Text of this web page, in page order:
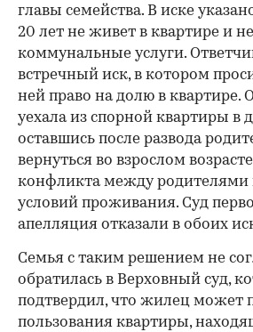
главы семейства. В иске
20 лет не живет в квартире и
коммунальные услуги.
встречный иск, в котором
ней право на долю в квартире.
уехала из спорной квартиры в
оставшись после развода
вернуться во взрослом
конфликта между
условий проживания. Суд
апелляция отказали в обоих
Семья с таким решением не
обратилась в Верховный суд,
подтвердил, что жилец может
пользования квартиры,